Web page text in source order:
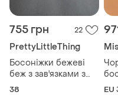
755 грн 22
PrettyLittleThing
Босоніжки бежеві
беж з зав'язками з
квадратним носиком
38 EU